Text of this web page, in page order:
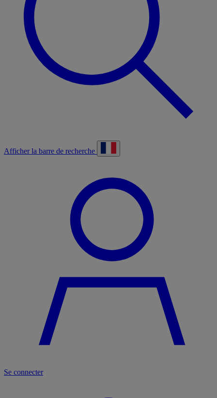
Afficher la barre de recherche
Se connecter